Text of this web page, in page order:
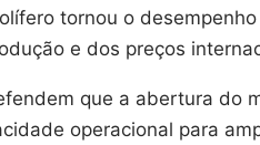
tornou o
e dos preços
que a abertura do
operacional para